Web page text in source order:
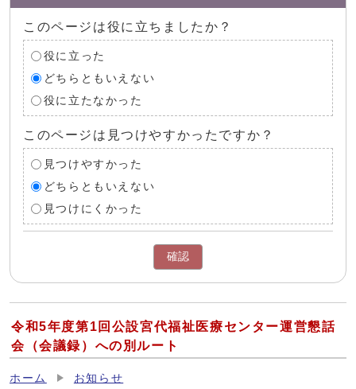
このページは役に立ちましたか？
役に立った
どちらともいえない
役に立たなかった
このページは見つけやすかったですか？
見つけやすかった
どちらともいえない
見つけにくかった
確認
令和5年度第1回公設宮代福祉医療センター運営懇話
会（会議録）への別ルート
ホーム お知らせ